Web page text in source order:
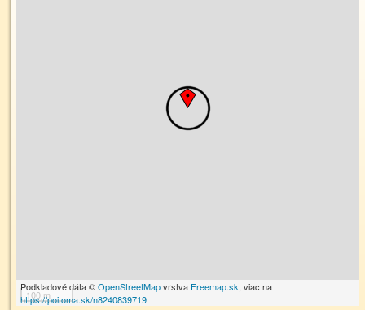
100 m
Podkladové dáta ©OpenStreetMapvrstva Freemap.sk, viac na
https://poi.oma.sk/n8240839719